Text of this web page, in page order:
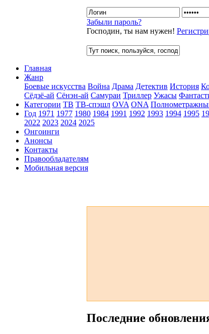
Забыли пароль?
Господин, ты нам нужен!
Главная
Жанр
Боевые искусства Война Драма Детектив История
Сёдзё-ай Сёнэн-ай Самураи Триллер Ужасы
Категории ТВ ТВ-спэшл OVA ONA
Год 1971 1977 1980 1984 1991 1992 1993 1994 1995
2022 2023 2024 2025
Онгоинги
Анонсы
Контакты
Правообладателям
Мобильная версия
Последние